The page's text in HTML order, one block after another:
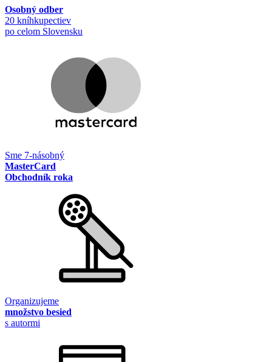
Osobný odber
20 kníhkupectiev
po celom Slovensku
Sme 7-násobný
MasterCard
Obchodník roka
Organizujeme
množstvo besied
s autormi